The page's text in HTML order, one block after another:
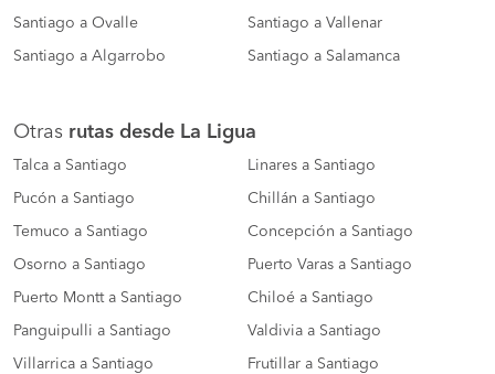
Santiago a Ovalle Santiago a Vallenar
Santiago a Algarrobo Santiago a Salamanca
Otras rutas desde La Ligua
Talca a Santiago Linares a Santiago
Pucón a Santiago Chillán a Santiago
Temuco a Santiago Concepción a Santiago
Osorno a Santiago Puerto Varas a Santiago
Puerto Montt a Santiago Chiloé a Santiago
Panguipulli a Santiago Valdivia a Santiago
Villarrica a Santiago Frutillar a Santiago